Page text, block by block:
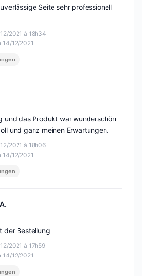
2021 à 18h34
14/12/2021
Seite sehr professionell
5
2021 à 18h06
14/12/2021
und das Produkt war wunderschön
und ganz meinen Erwartungen.
5
2021 à 17h59
14/12/2021
der Bestellung